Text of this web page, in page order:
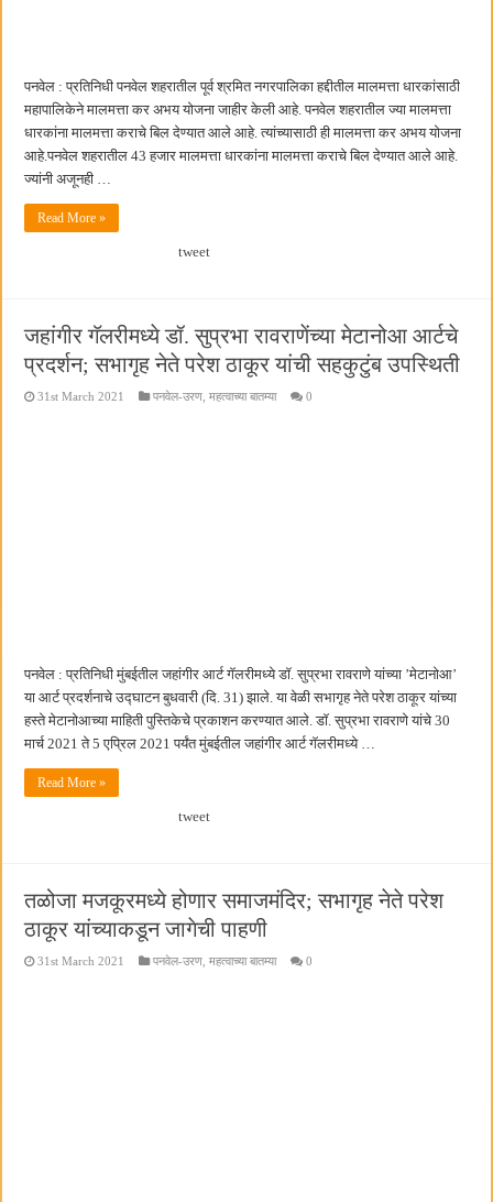
पनवेल : प्रतिनिधी पनवेल शहरातील पूर्व श्रमित नगरपालिका हद्दीतील मालमत्ता धारकांसाठी
महापालिकेने मालमत्ता कर अभय योजना जाहीर केली आहे. पनवेल शहरातील ज्या मालमत्ता
धारकांना मालमत्ता कराचे बिल देण्यात आले आहे. त्यांच्यासाठी ही मालमत्ता कर अभय योजना
आहे.पनवेल शहरातील 43 हजार मालमत्ता धारकांना मालमत्ता कराचे बिल देण्यात आले आहे.
ज्यांनी अजूनही …
Read More »
tweet
जहांगीर गॅलरीमध्ये डॉ. सुप्रभा रावराणेंच्या मेटानोआ आर्टचे
प्रदर्शन; सभागृह नेते परेश ठाकूर यांची सहकुटुंब उपस्थिती
31st March 2021 पनवेल-उरण,महत्वाच्या बातम्या 0
पनवेल : प्रतिनिधी मुंबईतील जहांगीर आर्ट गॅलरीमध्ये डॉ. सुप्रभा रावराणे यांच्या ’मेटानोआ’
या आर्ट प्रदर्शनाचे उद्घाटन बुधवारी (दि. 31) झाले. या वेळी सभागृह नेते परेश ठाकूर यांच्या
हस्ते मेटानोआच्या माहिती पुस्तिकेचे प्रकाशन करण्यात आले. डॉ. सुप्रभा रावराणे यांचे 30
मार्च 2021 ते 5 एप्रिल 2021 पर्यंत मुंबईतील जहांगीर आर्ट गॅलरीमध्ये …
Read More »
tweet
तळोजा मजकूरमध्ये होणार समाजमंदिर; सभागृह नेते परेश
ठाकूर यांच्याकडून जागेची पाहणी
31st March 2021 पनवेल-उरण ,महत्वाच्या बातम्या 0